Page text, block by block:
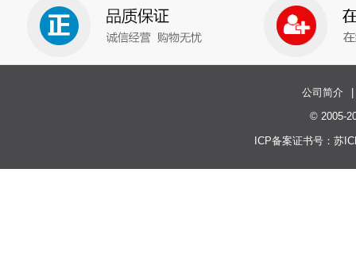
公司简介
© 2005-
ICP备案证书号： 苏